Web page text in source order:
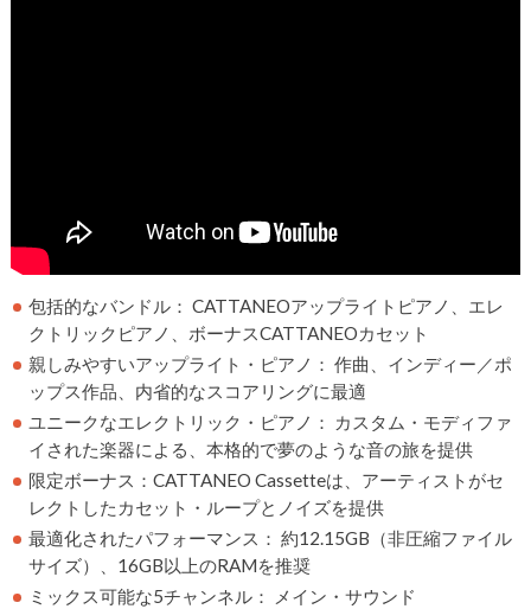
包括的なバンドル： CATTANEOアップライトピアノ、エレ
クトリックピアノ、ボーナスCATTANEOカセット
親しみやすいアップライト・ピアノ： 作曲、インディー／ポ
ップス作品、内省的なスコアリングに最適
ユニークなエレクトリック・ピアノ： カスタム・モディファ
イされた楽器による、本格的で夢のような音の旅を提供
限定ボーナス：CATTANEO Cassetteは、アーティストがセ
レクトしたカセット・ループとノイズを提供
最適化されたパフォーマンス： 約12.15GB（非圧縮ファイル
サイズ）、16GB以上のRAMを推奨
ミックス可能な5チャンネル： メイン・サウンド